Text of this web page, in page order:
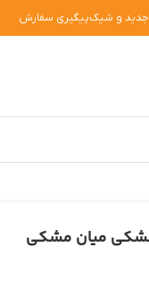
جدید و شیکپیگیری سفارش
میان مشکی